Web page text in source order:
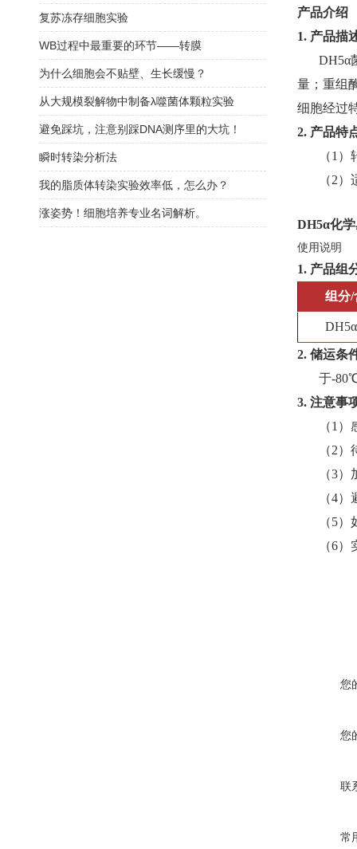
产品介绍
1. 产品描
DH5α
量；重组
细胞经过
2. 产品特
（1
（2
DH5α化
使用说明
1. 产品组
组分/
2. 储运条
于-
3. 注意事
（1
（2
（3
（4
（5
（6
您
您
联
常
复苏冻存细胞实验
WB过程中最重要的环节——转膜
为什么细胞会不贴壁、生长缓慢？
从大规模裂解物中制备λ噬菌体颗粒实验
避免踩坑，注意别踩DNA测序里的大坑！
瞬时转染分析法
我的脂质体转染实验效率低，怎么办？
涨姿势！细胞培养专业名词解析。